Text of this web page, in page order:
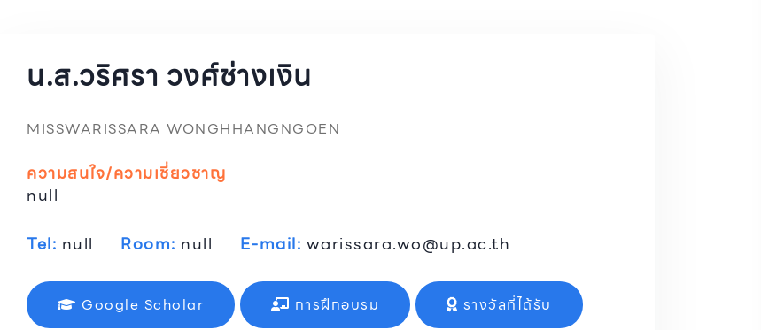
น.ส.วริศรา วงศ์ช่างเงิน
MISSWARISSARA WONGHHANGNGOEN
ความสนใจ/ความเชี่ยวชาญ
null
Tel: null Room: null E-mail: warissara.wo@up.ac.th
Google Scholar การฝึกอบรม รางวัลที่ได้รับ